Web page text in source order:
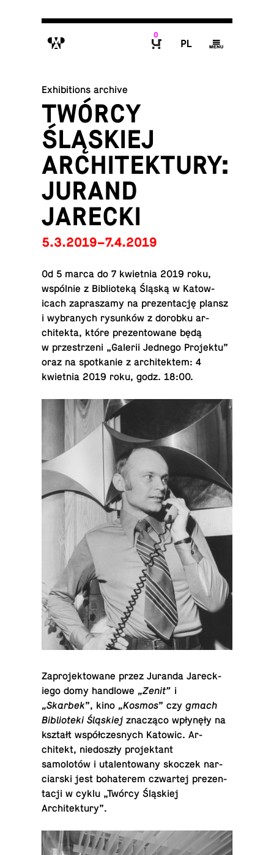
M
0
P g
Exhibitions archive
TWÓRCY
ŚLĄSKIEJ
ARCHITEKTURY:
JURAND
JARECKI
5.3.2019–7.4.2019
Od 5 marca do 7 kwiet­nia 2019 roku,
wspólnie z Bib­lioteką Śląską w Ka­tow­
icach za­praszamy na prezen­tację plansz
i wybranych rysunków z dorobku ar­
chitekta, które prezen­towane będą
w przestrzeni „Galerii Jednego Pro­jektu”
oraz na spotkanie z ar­chitek­tem: 4
kwiet­nia 2019 roku, godz. 18:00.
Za­pro­jek­towane przez Juranda Jareck­
iego domy handlowe „Zenit” i
„Skarbek”, kino „Kosmos” czygmach
Bib­lioteki Śląskiej znacząco wpłynęły na
kształt współczes­nych Katowic. Ar­
chitekt, niedoszły pro­jek­tant
samolotów i utal­en­towany skoczek nar­
cia­rski jest bo­haterem czwartej prezen­
tacji w cyklu „Twórcy Śląskiej
Architektury”.